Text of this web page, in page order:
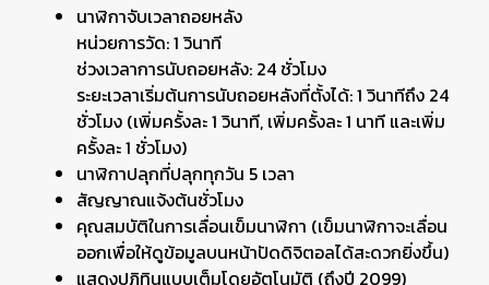
นาฬิกาจับเวลาถอยหลัง
หน่วยการวัด: 1 วินาที
ช่วงเวลาการนับถอยหลัง: 24 ชั่วโมง
ระยะเวลาเริ่มต้นการนับถอยหลังที่ตั้งได้: 1 วินาทีถึง 24
ชั่วโมง (เพิ่มครั้งละ 1 วินาที, เพิ่มครั้งละ 1 นาที และเพิ่ม
ครั้งละ 1 ชั่วโมง)
นาฬิกาปลุกที่ปลุกทุกวัน 5 เวลา
สัญญาณแจ้งต้นชั่วโมง
คุณสมบัติในการเลื่อนเข็มนาฬิกา (เข็มนาฬิกาจะเลื่อน
ออกเพื่อให้ดูข้อมูลบนหน้าปัดดิจิตอลได้สะดวกยิ่งขึ้น)
แสดงปฏิทินแบบเต็มโดยอัตโนมัติ (ถึงปี 2099)